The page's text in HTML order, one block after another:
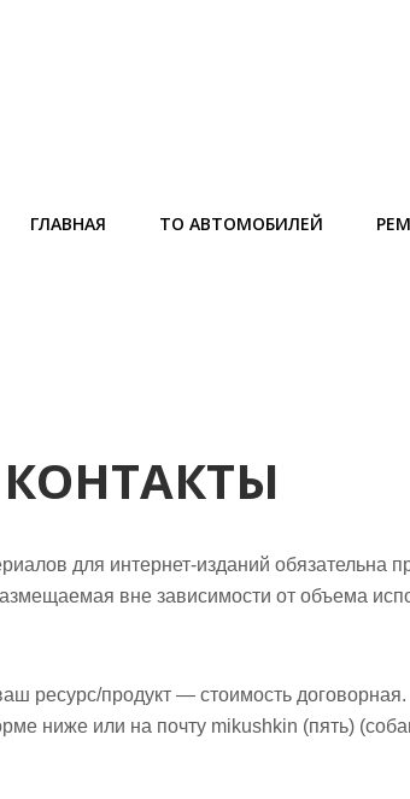
ГЛАВНАЯ ТО АВТОМОБИЛЕЙ
для интернет-изданий обязательна
вне зависимости от объема
ресурс/продукт — стоимость
ниже или на почту mikushkin (пять)